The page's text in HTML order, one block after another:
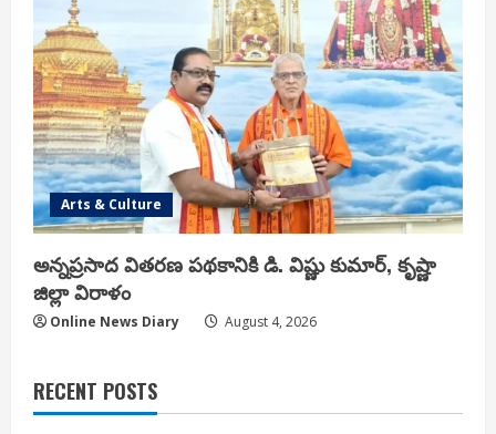
Arts & Culture
అన్నప్రసాద వితరణ పథకానికి డి. విష్ణు కుమార్, కృష్ణా
జిల్లా విరాళం
Online News Diary August 4, 2026
RECENT POSTS